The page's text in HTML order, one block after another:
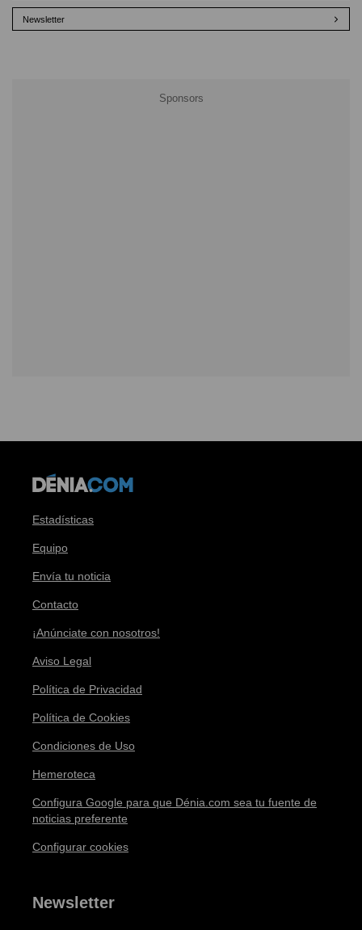
Newsletter
Estadísticas
Equipo
Envía tu noticia
Contacto
¡Anúnciate con nosotros!
Aviso Legal
Política de Privacidad
Política de Cookies
Condiciones de Uso
Hemeroteca
Configura Google para que Dénia.com sea tu fuente de
noticias preferente
Configurar cookies
Newsletter